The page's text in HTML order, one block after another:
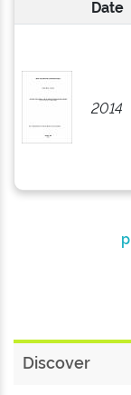
Date
2014
Discover